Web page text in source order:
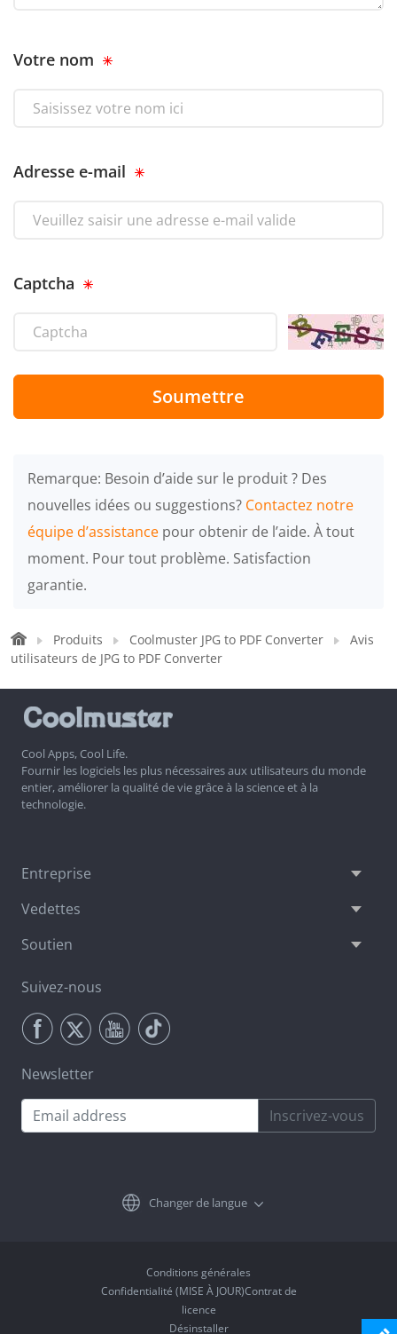
Votre nom
Adresse e-mail
Captcha
Soumettre
Remarque: Besoin d’aide sur le produit ? Des
nouvelles idées ou suggestions? Contactez notre
équipe d’assistance pour obtenir de l’aide. À tout
moment. Pour tout problème. Satisfaction
garantie.
Produits Coolmuster JPG to PDF Converter
Avis
utilisateurs de JPG to PDF Converter
Cool Apps, Cool Life.
Fournir les logiciels les plus nécessaires aux utilisateurs du monde
entier, améliorer la qualité de vie grâce à la science et à la
technologie.
Entreprise
Vedettes
Soutien
Suivez-nous
Newsletter
Inscrivez-vous
Changer de langue
Conditions générales
Confidentialité (MISE À JOUR)Contrat de
licence
Désinstaller